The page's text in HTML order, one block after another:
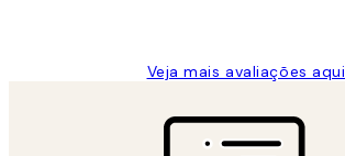
Veja mais avaliações aqui